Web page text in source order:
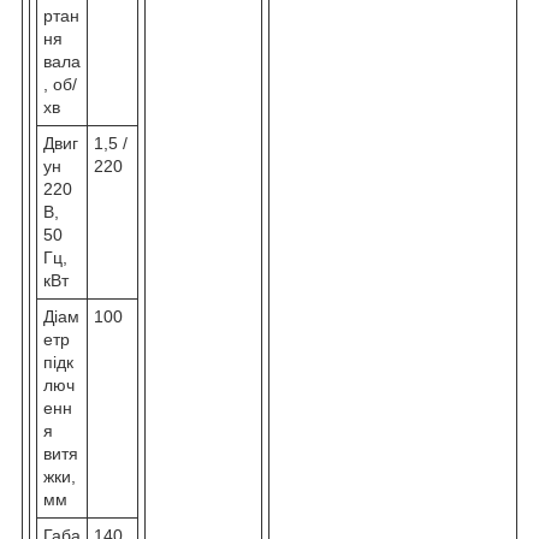
ртан
ня
вала
, об/
хв
Двиг
ун
220
В,
50
Гц,
кВт
1,5 /
220
Діам
етр
підк
люч
енн
я
витя
жки,
мм
100
Габа
140